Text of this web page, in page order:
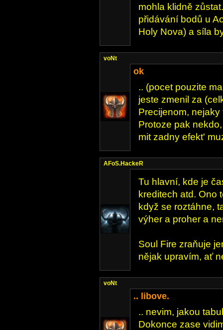
mohla klidně
přidávání bodů u
Holy Nova) a síla
voNt
ok
.. (pocet pouzite
jeste zmenil za
Precijenom,
Protoze pak
mit zadny efekt'
AFoS.HackeR
Tu hlavní, kde je
kreditech atd. Ono
když se roztáhne,
výher a proher a
Soul Fire zraňuje
nějak upravím, ať
voNt
.. libove.
.. nevim, jakou
Dokonce zase